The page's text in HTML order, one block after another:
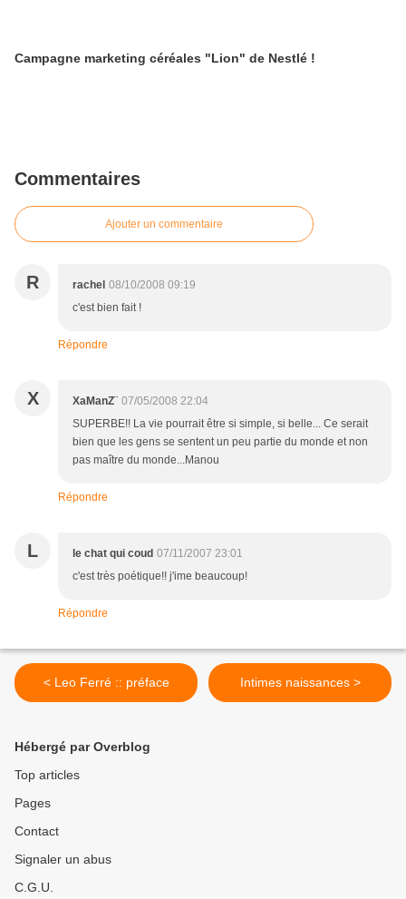
Campagne marketing céréales "Lion" de Nestlé !
Commentaires
Ajouter un commentaire
R rachel 08/10/2008 09:19
c'est bien fait !
Répondre
X XaManZ¨ 07/05/2008 22:04
SUPERBE!! La vie pourrait être si simple, si belle... Ce serait
bien que les gens se sentent un peu partie du monde et non
pas maître du monde...Manou
Répondre
L le chat qui coud 07/11/2007 23:01
c'est très poétique!! j'ime beaucoup!
Répondre
< Leo Ferré :: préface Intimes naissances >
Hébergé par Overblog
Top articles
Pages
Contact
Signaler un abus
C.G.U.